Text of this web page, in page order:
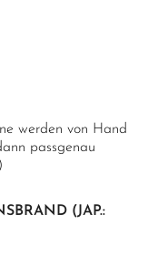
werden von Hand
passgenau
(JAP.: